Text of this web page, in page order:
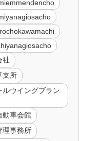
社
支所
ウイングブラン
車会館
理事務所